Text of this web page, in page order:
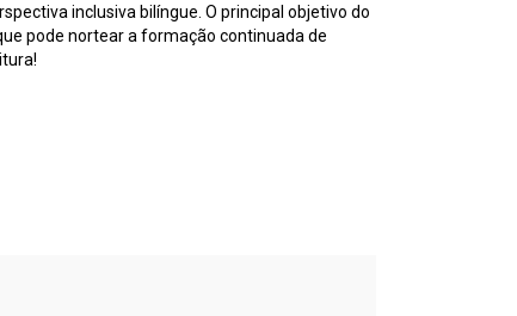
inclusiva bilíngue. O principal objetivo do
pode nortear a formação continuada de